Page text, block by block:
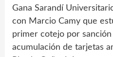
Gana Sarandí
con Marcio Camy que
primer cotejo por
acumulación de tarjetas